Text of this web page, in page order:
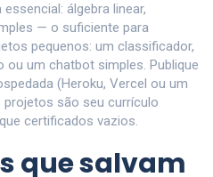
álgebra linear,
— o suficiente para
pequenos: um classificador,
um chatbot simples. Publique
(Heroku, Vercel ou um
projetos são seu currículo
certificados vazios.
que salvam